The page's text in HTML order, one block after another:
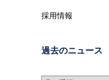
採用情報
過去のニュース